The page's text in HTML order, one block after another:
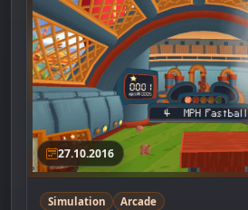
27.10.2016
Simulation Arcade